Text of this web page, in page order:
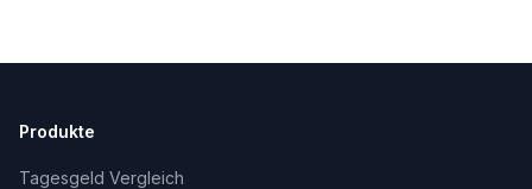
Produkte
Tagesgeld Vergleich